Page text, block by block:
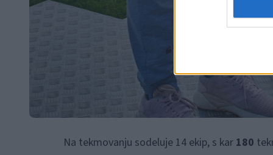
Na tekmovanju sodeluje 14 ekip, s kar 180